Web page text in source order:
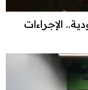
الإجراءات